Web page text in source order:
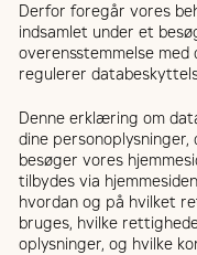
Derfor foregår vores
indsamlet under et
overensstemmelse
regulerer
Denne erklæring om
dine personoplysninger,
besøger vores
tilbydes via
hvordan og på hvilket
bruges, hvilke
oplysninger, og hvilke